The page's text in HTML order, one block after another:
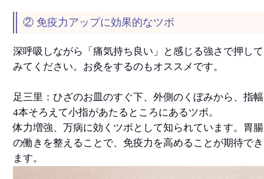
② 免疫力アップに効果的なツボ
深呼吸しながら「痛気持ち良い」と感じる強さで押して
みてください。お灸をするのもオススメです。
足三里：ひざのお皿のすぐ下、外側のくぼみから、指幅
4本そろえて小指があたるところにあるツボ。
体力増強、万病に効くツボとして知られています。胃腸
の働きを整えることで、免疫力を高めることが期待でき
ます。